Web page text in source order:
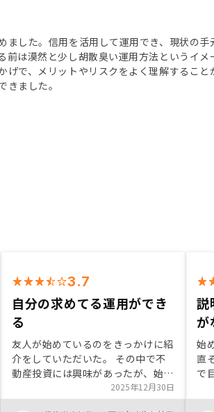
ました。信用を活用して運用でき、現状の
前は漠然と少し胡散臭い運用方法というイ
げで、メリットやリスクをよく理解するこ
きました。
3.7
自分の求めてる運用ができ
る
友人が始めているのをきっかけに紹
介をしていただいた。 その中で不
動産投資には興味があったが、始め
るきっかけがなくただ普通に貯金を
するのがもったいなかいと感じてい
2025年12月30日
説
が
始
直
で
担